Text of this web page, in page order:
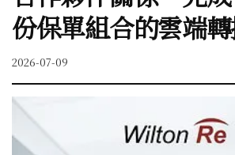
份保單組合的雲端
2026-07-09